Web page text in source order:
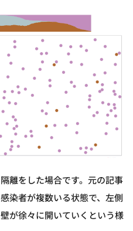
離をした場合です。元の記事
染者が複数いる状態で、左側
が徐々に開いていくという様